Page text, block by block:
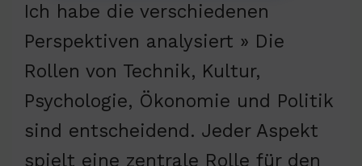
Ich habe die verschiedenen
Perspektiven analysiert » Die
Rollen von Technik, Kultur,
Psychologie, Ökonomie und Politik
sind entscheidend. Jeder Aspekt
spielt eine zentrale Rolle für den